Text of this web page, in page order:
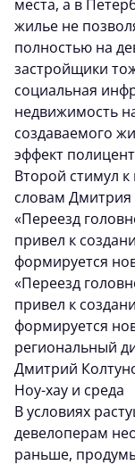
места, а в
жилье не
полностью на
застройщики
социальная
недвижимость
создаваемого
эффект
Второй стимул
словам Дмитрия
«Переезд
привел к
формируется
«Переезд
привел к
формируется
региональный
Дмитрий
Ноу-хау и среда
В условиях
девелоперам
раньше,